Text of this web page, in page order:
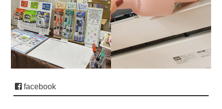
facebook